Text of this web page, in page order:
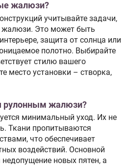
жалюзи?
учитывайте задачи,
жалюзи. Это может быть
защита от солнца или
полотно. Выбирайте
стилю вашего
место установки – створка,
рулонным жалюзи?
минимальный уход. Их не
Ткани пропитываются
что обеспечивает
воздействий. Основной
недопущение новых пятен, а